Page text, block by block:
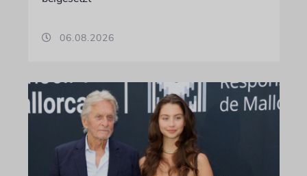
06.08.2026